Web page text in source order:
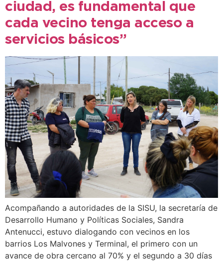
ciudad, es fundamental que
cada vecino tenga acceso a
servicios básicos”
Acompañando a autoridades de la SISU, la secretaría de
Desarrollo Humano y Políticas Sociales, Sandra
Antenucci, estuvo dialogando con vecinos en los
barrios Los Malvones y Terminal, el primero con un
avance de obra cercano al 70% y el segundo a 30 días